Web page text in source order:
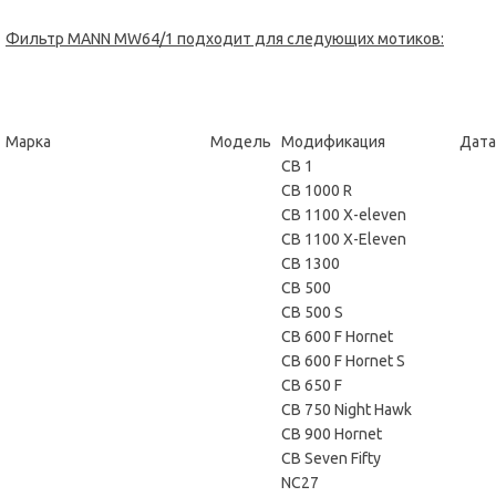
Фильтр MANN MW64/1 подходит для следующих мотиков:
Марка Модель Модификация
CB 1
CB 1000 R
CB 1100 X-eleven
CB 1100 X-Eleven
CB 1300
CB 500
CB 500 S
CB 600 F Hornet
CB 600 F Hornet S
CB 650 F
CB 750 Night Hawk
CB 900 Hornet
CB Seven Fifty
NC27